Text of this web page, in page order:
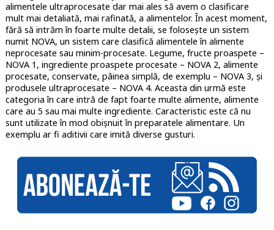
alimentele ultraprocesate dar mai ales să avem o clasificare
mult mai detaliată, mai rafinată, a alimentelor. În acest moment,
fără să intrăm în foarte multe detalii, se folosește un sistem
numit NOVA, un sistem care clasifică alimentele în alimente
neprocesate sau minim-procesate. Legume, fructe proaspete –
NOVA 1, ingrediente proaspete procesate – NOVA 2, alimente
procesate, conservate, pâinea simplă, de exemplu – NOVA 3, și
produsele ultraprocesate – NOVA 4. Aceasta din urmă este
categoria în care intră de fapt foarte multe alimente, alimente
care au 5 sau mai multe ingrediente. Caracteristic este că nu
sunt utilizate în mod obișnuit în preparatele alimentare. Un
exemplu ar fi aditivii care imită diverse gusturi.